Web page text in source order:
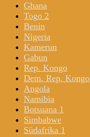
Ghana
Togo 2
Benin
Nigeria
Kamerun
Gabun
Rep. Kongo
Dem. Rep. Kongo
Angola
Namibia
Botsuana 1
Simbabwe
Südafrika 1